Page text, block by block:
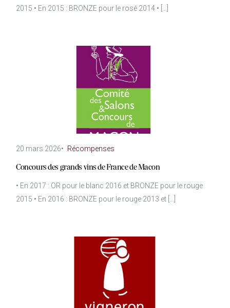
2015 • En 2015 : BRONZE pour le rosé 2014 • […]
20 mars 2026• Récompenses
Concours des grands vins de France de Macon
• En 2017 : OR pour le blanc 2016 et BRONZE pour le rouge
2015 • En 2016 : BRONZE pour le rouge 2013 et […]